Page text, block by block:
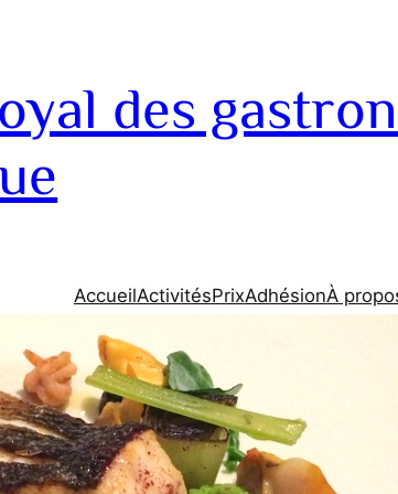
des
AccueilActivitésPrixAdhésionÀ